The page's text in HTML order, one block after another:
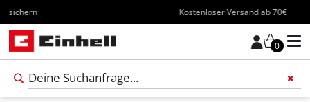
Kostenloser Versand ab 70€
0